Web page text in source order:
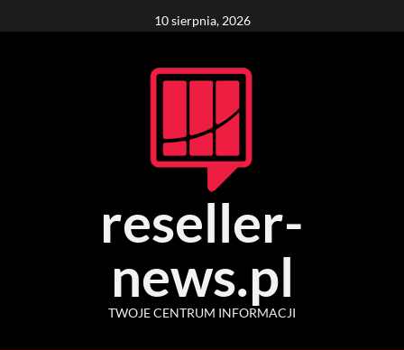
to
10 sierpnia, 2026
reseller-
news.pl
TWOJE CENTRUM INFORMACJI